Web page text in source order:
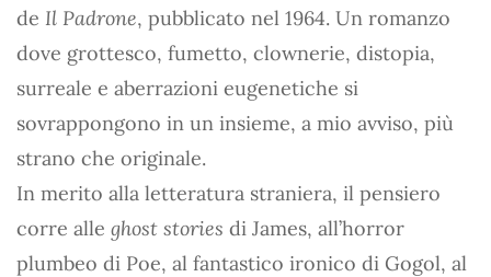
de Il Padrone, pubblicato nel 1964. Un romanzo
dove grottesco, fumetto, clownerie, distopia,
surreale e aberrazioni eugenetiche si
sovrappongono in un insieme, a mio avviso, più
strano che originale.
In merito alla letteratura straniera, il pensiero
corre alle ghost stories di James, all’horror
plumbeo di Poe, al fantastico ironico di Gogol, al